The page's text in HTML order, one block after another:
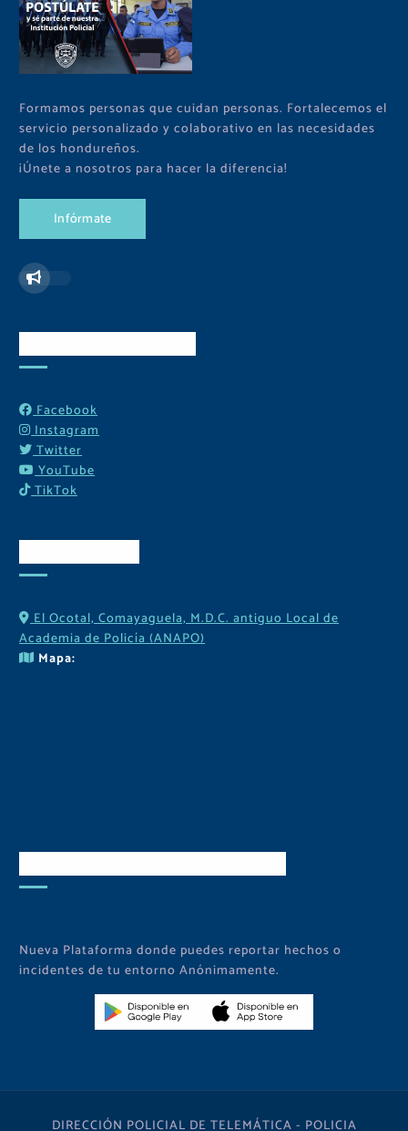
Formamos personas que cuidan personas. Fortalecemos el
servicio personalizado y colaborativo en las necesidades
de los hondureños.
¡Únete a nosotros para hacer la diferencia!
Infórmate
Facebook
Instagram
Twitter
YouTube
TikTok
El Ocotal, Comayaguela, M.D.C. antiguo Local de
Academia de Policía (ANAPO)
Mapa:
Nueva Plataforma donde puedes reportar hechos o
incidentes de tu entorno Anónimamente.
DIRECCIÓN POLICIAL DE TELEMÁTICA - POLICIA